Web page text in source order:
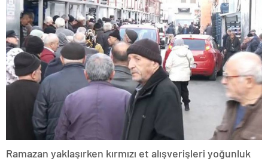
Ramazan yaklaşırken kırmızı et alışverişleri yoğunluk